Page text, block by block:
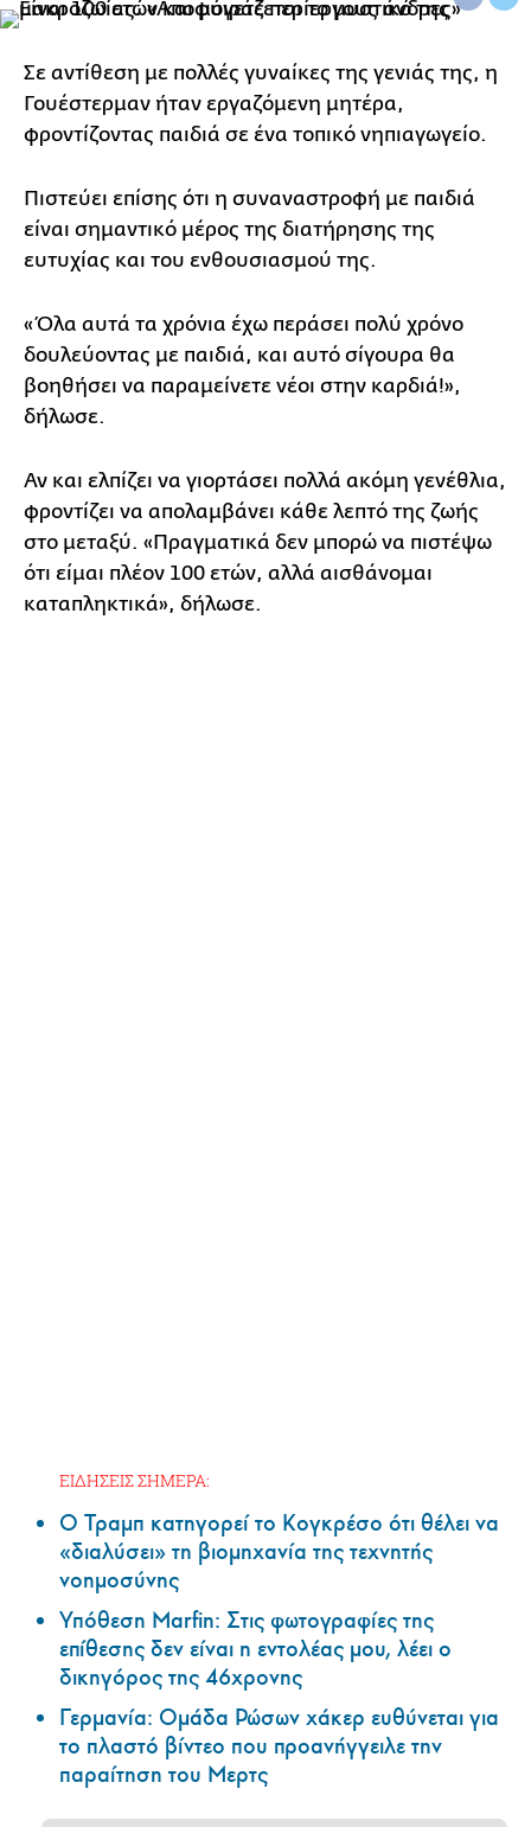
Σε αντίθεση με πολλές γυναίκες της γενιάς της, η
Γουέστερμαν ήταν εργαζόμενη μητέρα,
φροντίζοντας παιδιά σε ένα τοπικό νηπιαγωγείο.
Πιστεύει επίσης ότι η συναναστροφή με παιδιά
είναι σημαντικό μέρος της διατήρησης της
ευτυχίας και του ενθουσιασμού της.
«Όλα αυτά τα χρόνια έχω περάσει πολύ χρόνο
δουλεύοντας με παιδιά, και αυτό σίγουρα θα
βοηθήσει να παραμείνετε νέοι στην καρδιά!»,
δήλωσε.
Αν και ελπίζει να γιορτάσει πολλά ακόμη γενέθλια,
φροντίζει να απολαμβάνει κάθε λεπτό της ζωής
στο μεταξύ. «Πραγματικά δεν μπορώ να πιστέψω
ότι είμαι πλέον 100 ετών, αλλά αισθάνομαι
καταπληκτικά», δήλωσε.
ΕΙΔΗΣΕΙΣ ΣΗΜΕΡΑ:
Ο Τραμπ κατηγορεί το Κογκρέσο ότι θέλει να
«διαλύσει» τη βιομηχανία της τεχνητής
νοημοσύνης
Υπόθεση Marfin: Στις φωτογραφίες της
επίθεσης δεν είναι η εντολέας μου, λέει ο
δικηγόρος της 46χρονης
Γερμανία: Ομάδα Ρώσων χάκερ ευθύνεται για
το πλαστό βίντεο που προανήγγειλε την
παραίτηση του Μερτς